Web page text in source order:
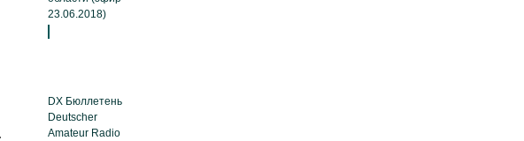
23.06.2018)
DX Бюллетень
Deutscher
Amateur Radio